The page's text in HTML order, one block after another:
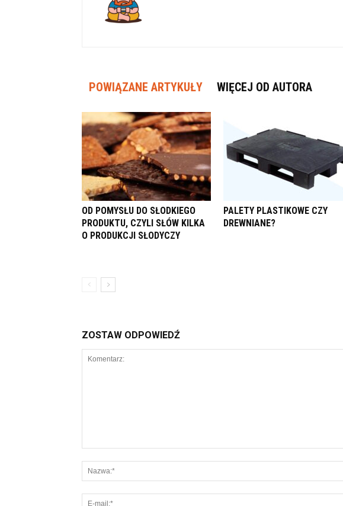
POWIĄZANE ARTYKUŁY WIĘCEJ OD AUTORA
OD POMYSŁU DO SŁODKIEGO
PRODUKTU, CZYLI SŁÓW KILKA
O PRODUKCJI SŁODYCZY
PALETY PLASTIKOWE CZY
DREWNIANE?
ZOSTAW ODPOWIEDŹ